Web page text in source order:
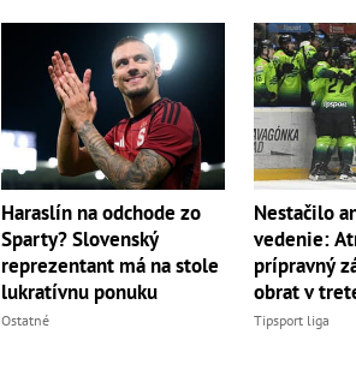
Haraslín na odchode zo
Sparty? Slovenský
reprezentant má na stole
lukratívnu ponuku
Ostatné
Nestačilo
vedenie:
prípravný
obrat v
Tipsport liga